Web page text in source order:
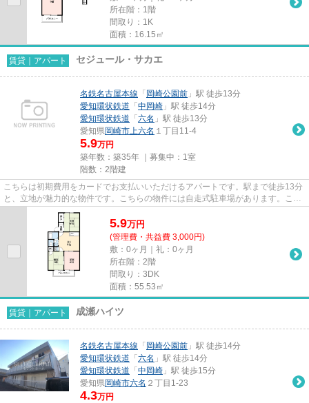
所在階：1階
間取り：1K
面積：16.15㎡
賃貸｜アパート セジュール・サカエ
名鉄名古屋本線 「 岡崎公園前 」駅 徒歩13分
愛知環状鉄道 「 中岡崎 」駅 徒歩14分
愛知環状鉄道 「 六名 」駅 徒歩13分
愛知県岡崎市上六名 １丁目11-4
5.9万円
築年数：築35年 ｜募集中： 1室
階数：2階建
こちらは初期費用をカードでお支払いいただけるアパートです。駅まで徒歩13分
と、立地が魅力的な物件です。こちらの物件には自走式駐車場があります。こだ
わりポイント満載のセジュー...
5.9万円
(管理費・共益費 3,000円)
敷：0ヶ月｜礼：0ヶ月
所在階：2階
間取り：3DK
面積：55.53㎡
賃貸｜アパート 成瀬ハイツ
名鉄名古屋本線 「 岡崎公園前 」駅 徒歩14分
愛知環状鉄道 「 六名 」駅 徒歩14分
愛知環状鉄道 「 中岡崎 」駅 徒歩15分
愛知県岡崎市六名 ２丁目1-23
4.3万円